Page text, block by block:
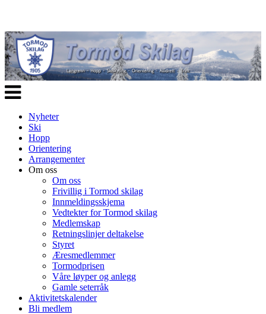
Veksle
navigasjon
Nyheter
Ski
Hopp
Orientering
Arrangementer
Om oss
Om oss
Frivillig i Tormod skilag
Innmeldingsskjema
Vedtekter for Tormod skilag
Medlemskap
Retningslinjer deltakelse
Styret
Æresmedlemmer
Tormodprisen
Våre løyper og anlegg
Gamle seterråk
Aktivitetskalender
Bli medlem